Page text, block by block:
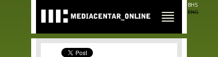
main
content
BHS
ENG